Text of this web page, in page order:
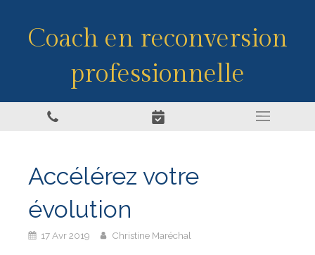
Coach en reconversion
professionnelle
Accélérez votre
évolution
17 Avr 2019 Christine Maréchal